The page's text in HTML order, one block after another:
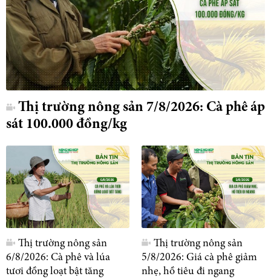
Thị trường nông sản 7/8/2026: Cà phê áp
sát 100.000 đồng/kg
Thị trường nông sản
6/8/2026: Cà phê và lúa
tươi đồng loạt bật tăng
Thị trường nông sản
5/8/2026: Giá cà phê giảm
nhẹ, hồ tiêu đi ngang